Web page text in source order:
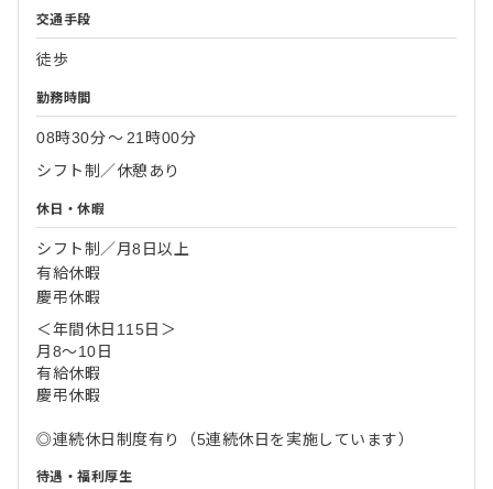
交通手段
徒歩
勤務時間
08時30分〜 21時00分
シフト制／休憩あり
休日・休暇
シフト制／月8日以上
有給休暇
慶弔休暇
＜年間休日115日＞
月8～10日
有給休暇
慶弔休暇
◎連続休日制度有り（5連続休日を実施しています）
待遇・福利厚生